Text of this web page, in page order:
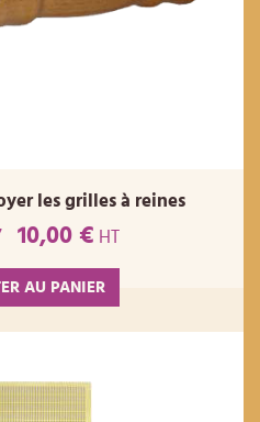
les grilles à reines
10,00 € HT
AU PANIER